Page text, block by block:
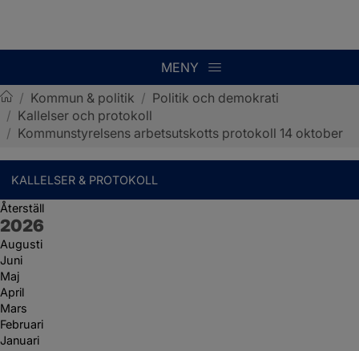
MENY
Sotenäs kommun
/ Kommun & politik / Politik och demokrati
/ Kallelser och protokoll
/ Kommunstyrelsens arbetsutskotts protokoll 14 oktober
KALLELSER & PROTOKOLL
Återställ
År:
2026
Augusti
Juni
Maj
April
Mars
Februari
Januari